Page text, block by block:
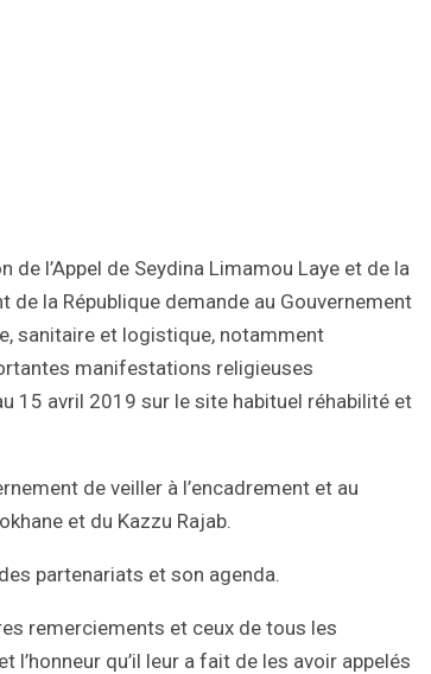
l’Appel de Seydina Limamou Laye et de la
de la République demande au Gouvernement
sanitaire et logistique, notamment
manifestations religieuses
15 avril 2019 sur le site habituel réhabilité et
de veiller à l’encadrement et au
et du Kazzu Rajab.
partenariats et son agenda.
remerciements et ceux de tous les
qu’il leur a fait de les avoir appelés